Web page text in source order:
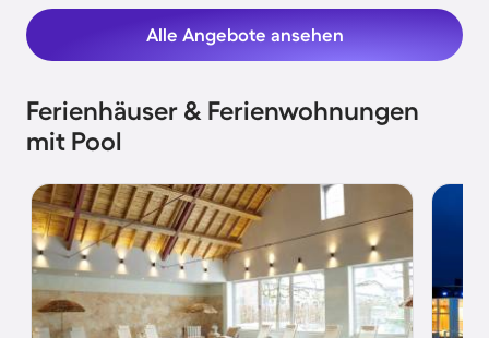
Alle Angebote ansehen
Ferienhäuser & Ferienwohnungen
mit Pool